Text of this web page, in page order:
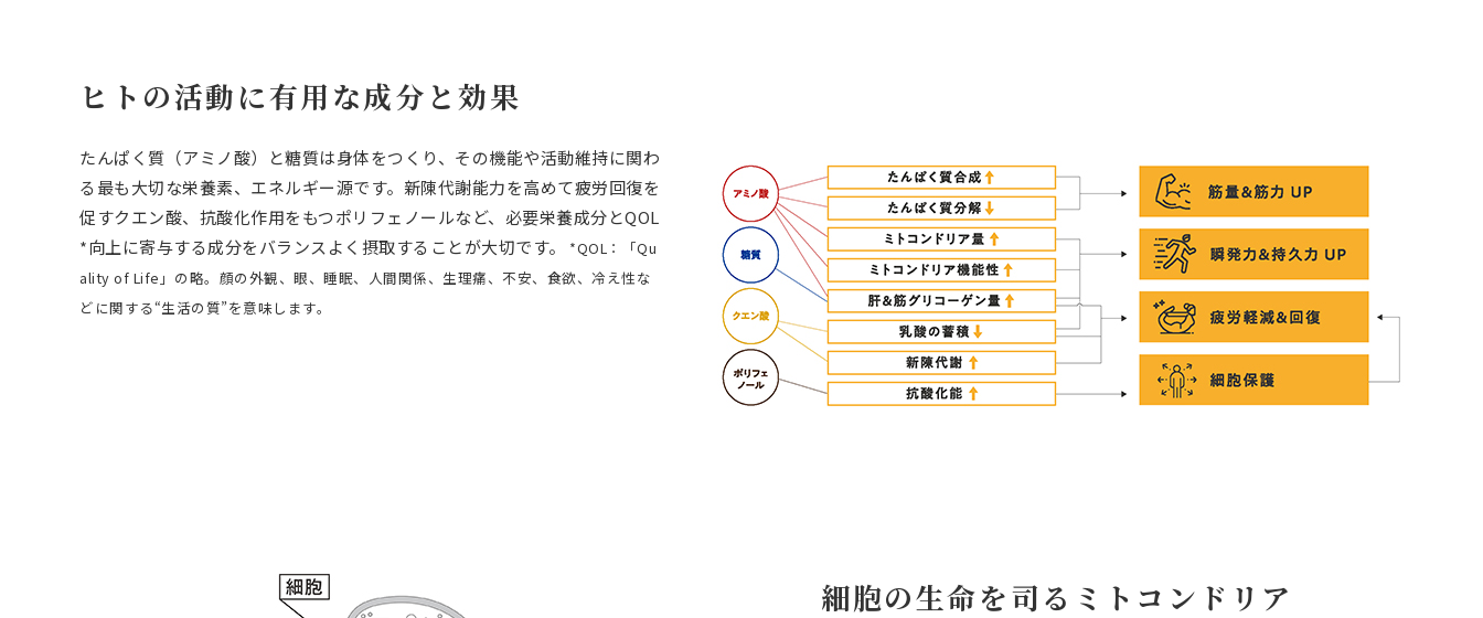
ヒトの活動に有用な成分と効果
たんぱく質（アミノ酸）と糖質は身体をつくり、その機能や活動維持に関わ
る最も大切な栄養素、エネルギー源です。新陳代謝能力を高めて疲労回復を
促すクエン酸、抗酸化作用をもつポリフェノールなど、必要栄養成分とQOL
*向上に寄与する成分をバランスよく摂取することが大切です。
*QOL：「Qu
ality of Life」の略。顔の外観、眼、睡眠、人間関係、生理痛、不安、食欲、冷え性な
どに関する“生活の質”を意味します。
細胞の生命を司るミトコンドリア